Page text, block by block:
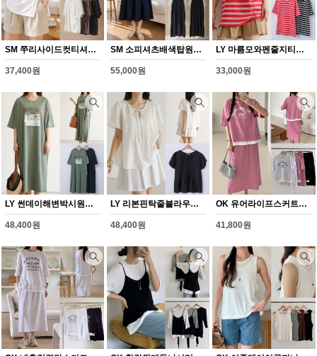
SM 쭈리사이드컷티셔츠(Y367H608)
37,400원
SM 소피셔츠배색탑원피스(Y368H608)
55,000원
LY 마름모와펜줄지티셔츠(Y352H608)
33,000원
LY 썬데이해변박시원피스(Y353H608)
48,400원
LY 리본핀탁줄블라우스(Y354H608)
48,400원
OK 유어라이프스커트세트(Y355H608)
41,800원